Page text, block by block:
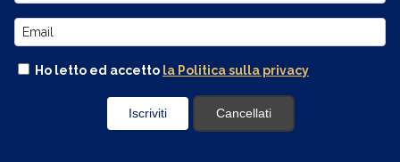
Ho letto ed accetto la Politica sulla privacy